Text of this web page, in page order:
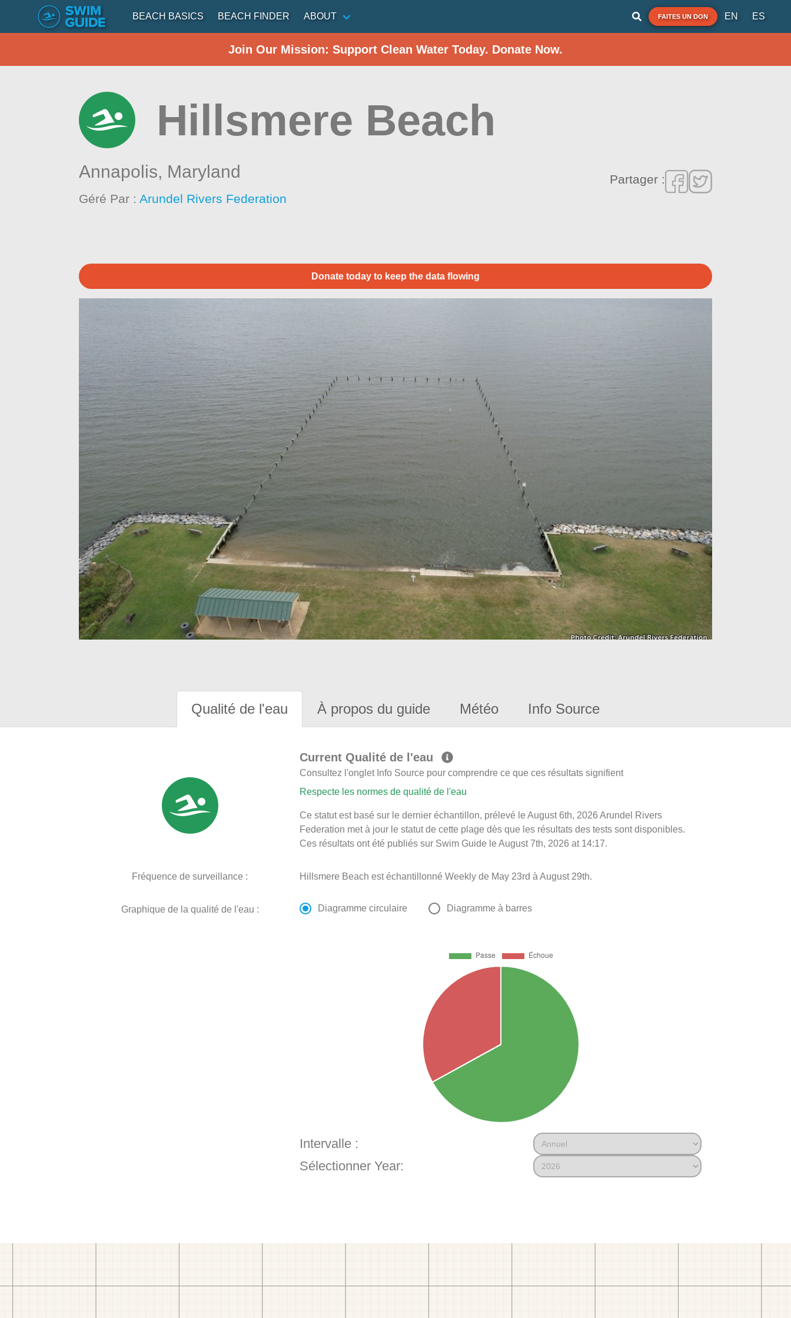
BEACH BASICS BEACH FINDER ABOUT FAITES UN DON EN ES
Join Our Mission: Support Clean Water Today. Donate Now.
Hillsmere Beach
Annapolis, Maryland
Géré Par :Arundel Rivers Federation
Partager :
Donate today to keep the data flowing
Qualité de l'eau À propos du guide Météo Info Source
Current Qualité de l'eau
Consultez l'onglet Info Source pour comprendre ce que ces résultats signifient
Respecte les normes de qualité de l'eau
Ce statut est basé sur le dernier échantillon, prélevé le August 6th, 2026 Arundel Rivers
Federation met à jour le statut de cette plage dès que les résultats des tests sont disponibles.
Ces résultats ont été publiés sur Swim Guide le August 7th, 2026 at 14:17.
Fréquence de surveillance : Hillsmere Beach est échantillonné Weekly de May 23rd à August 29th.
Graphique de la qualité de l'eau : Diagramme circulaire Diagramme à barres
Intervalle :
Sélectionner Year: